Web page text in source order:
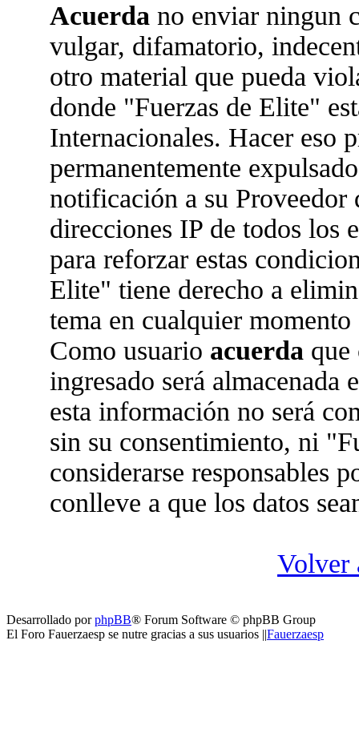
Acuerda no enviar ningun
vulgar, difamatorio,
otro material que pueda
donde "Fuerzas de Elite"
Internacionales. Hacer eso
permanentemente
notificación a su Proveedor
direcciones IP de todos los
para reforzar estas
Elite" tiene derecho a
tema en cualquier
Como usuario acuerda que
ingresado será almacenada
esta información no será
sin su consentimiento, ni
considerarse responsables
conlleve a que los datos
Volver
Desarrollado porphpBB® Forum Software © phpBB Group
El Foro Fauerzaesp se nutre gracias a sus usuarios ||Fauerzaesp